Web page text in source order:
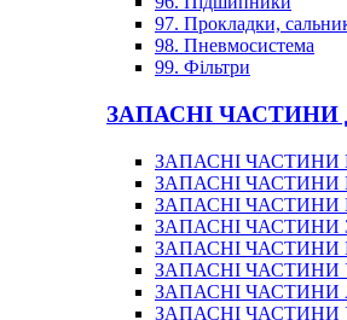
97. Прокладки,
98. Пневмосистема
99. Фільтри
ЗАПАСНІ
ЗАПАСНІ
ЗАПАСНІ ЧАСТИНИ
ЗАПАСНІ ЧАСТИНИ
ЗАПАСНІ ЧАСТИНИ
ЗАПАСНІ ЧАСТИНИ
ЗАПАСНІ ЧАСТИНИ
ЗАПАСНІ
ЗАПАСНІ ЧАСТИНИ